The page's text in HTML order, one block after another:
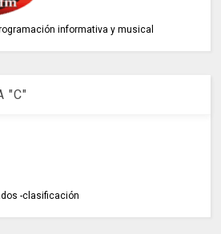
informativa y musical
"C"
-clasificación